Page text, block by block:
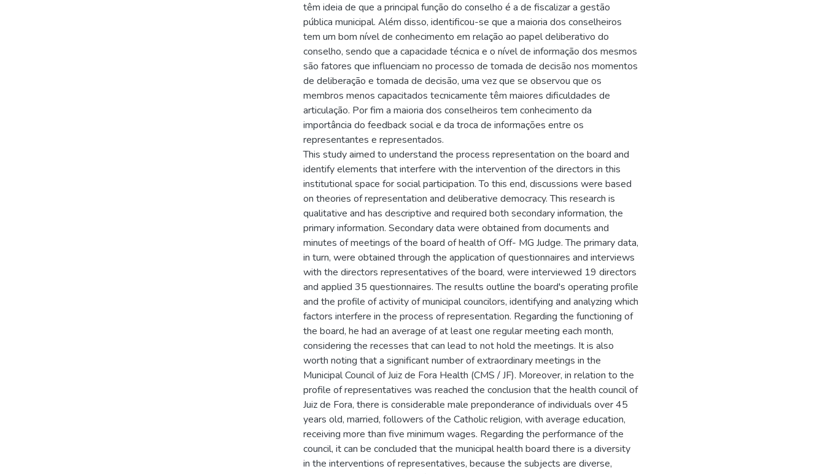
têm ideia de que a principal função do conselho é a de fiscalizar a gestão
pública municipal. Além disso, identificou-se que a maioria dos conselheiros
tem um bom nível de conhecimento em relação ao papel deliberativo do
conselho, sendo que a capacidade técnica e o nível de informação dos mesmos
são fatores que influenciam no processo de tomada de decisão nos momentos
de deliberação e tomada de decisão, uma vez que se observou que os
membros menos capacitados tecnicamente têm maiores dificuldades de
articulação. Por fim a maioria dos conselheiros tem conhecimento da
importância do feedback social e da troca de informações entre os
representantes e representados.
This study aimed to understand the process representation on the board and
identify elements that interfere with the intervention of the directors in this
institutional space for social participation. To this end, discussions were based
on theories of representation and deliberative democracy. This research is
qualitative and has descriptive and required both secondary information, the
primary information. Secondary data were obtained from documents and
minutes of meetings of the board of health of Off- MG Judge. The primary data,
in turn, were obtained through the application of questionnaires and interviews
with the directors representatives of the board, were interviewed 19 directors
and applied 35 questionnaires. The results outline the board's operating profile
and the profile of activity of municipal councilors, identifying and analyzing which
factors interfere in the process of representation. Regarding the functioning of
the board, he had an average of at least one regular meeting each month,
considering the recesses that can lead to not hold the meetings. It is also
worth noting that a significant number of extraordinary meetings in the
Municipal Council of Juiz de Fora Health (CMS / JF). Moreover, in relation to the
profile of representatives was reached the conclusion that the health council of
Juiz de Fora, there is considerable male preponderance of individuals over 45
years old, married, followers of the Catholic religion, with average education,
receiving more than five minimum wages. Regarding the performance of the
council, it can be concluded that the municipal health board there is a diversity
in the interventions of representatives, because the subjects are diverse,